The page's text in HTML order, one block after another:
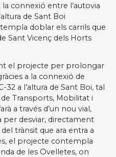
connexió entre l’autovia
de Sant Boi
doblar els carrils que
Sant Vicenç dels Horts
el projecte per prolongar
a la connexió de
32 a l’altura de Sant Boi, tal
Transports, Mobilitat i
a través d’un nou vial,
per desviar, directament
trànsit que ara entra a
el projecte contempla
de les Ovelletes, on